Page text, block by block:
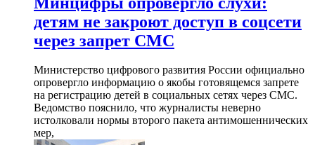
детям не закроют доступ в соцсети
через запрет СМС
Министерство цифрового развития России официально
опровергло информацию о якобы готовящемся запрете
на регистрацию детей в социальных сетях через СМС.
Ведомство пояснило, что журналисты неверно
истолковали нормы второго пакета антимошеннических
мер,